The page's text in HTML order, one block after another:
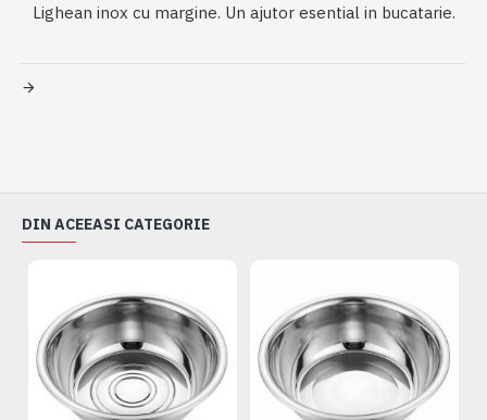
Lighean inox cu margine. Un ajutor esential in bucatarie.
DIN ACEEASI CATEGORIE